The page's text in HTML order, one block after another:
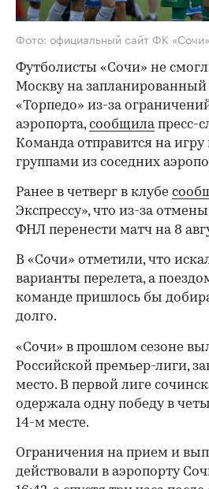
Фото: официальный сайт ФК «Сочи»
Футболисты «Сочи» не
Москву на запланированный
«Торпедо» из-за
аэропорта,сообщилапресс-
Команда отправится на
группами из соседних
Ранее в четверг в клубе
Экспрессу», что из-за
ФНЛ перенести матч на 8
В «Сочи» отметили, что
варианты перелета, а
команде пришлось бы
долго.
«Сочи» в прошлом сезоне
Российской премьер-лиги,
место. В первой лиге
одержала одну победу в
14-м месте.
Ограничения на прием и
действовали в аэропорту